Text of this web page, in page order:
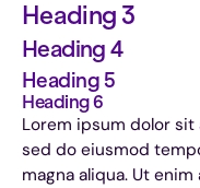
Heading 3
Heading 4
Heading 5
Heading 6
Lorem ipsum dolor
sed do eiusmod
magna aliqua. Ut